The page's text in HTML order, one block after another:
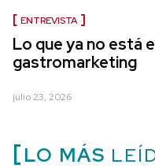
ENTREVISTA
Lo que ya no está
gastromarketing
julio 23, 2026
LO MÁS